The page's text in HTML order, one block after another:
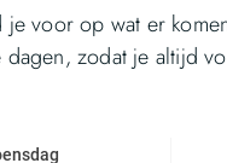
voor op wat er
zodat je altijd